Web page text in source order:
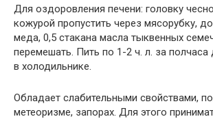
Для оздоровления печени: головку
кожурой пропустить через мясорубку,
меда, 0,5 стакана масла тыквенных
перемешать. Пить по 1-2 ч. л. за
в холодильнике.
Обладает слабительными свойствами,
метеоризме, запорах. Для этого